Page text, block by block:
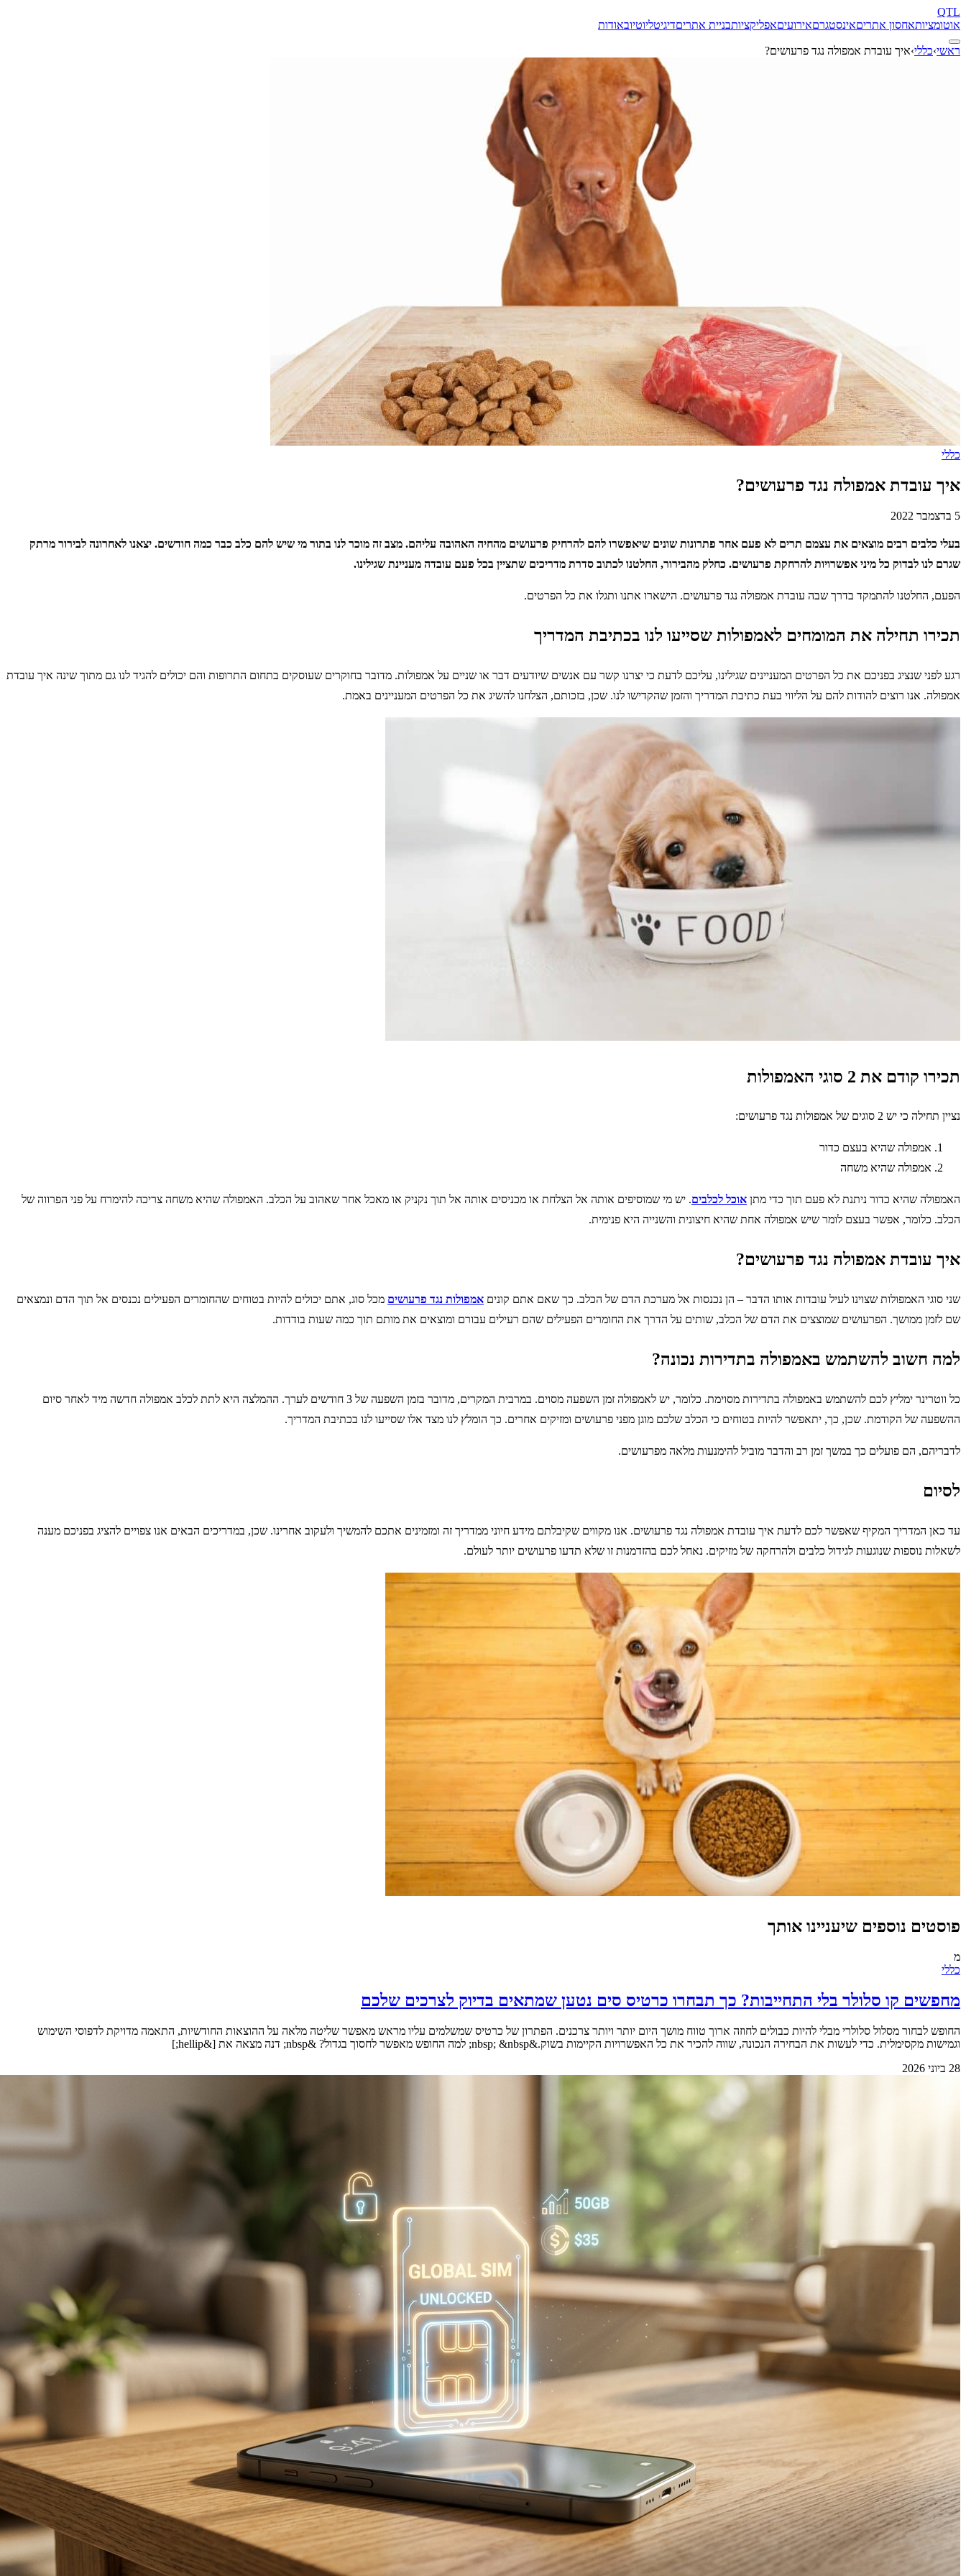
QTL
אוטומציותאחסון אתריםאינסטגרםאירועיםאפליקציותבניית אתריםדיגיטליוטיובאודות
ראשי›כללי›איך עובדת אמפולה נגד פרעושים?
כללי
איך עובדת אמפולה נגד פרעושים?
5 בדצמבר 2022
בעלי כלבים רבים מוצאים את עצמם תרים לא פעם אחר פתרונות שונים שיאפשרו להם להרחיק פרעושים מהחיה האהובה עליהם. מצב זה מוכר לנו בתור מי שיש להם כלב כבר כמה חודשים. יצאנו לאחרונה לבירור מרתק
שגרם לנו לבדוק כל מיני אפשרויות להרחקת פרעושים. כחלק מהבירור, החלטנו לכתוב סדרת מדריכים שתציין בכל פעם עובדה מעניינת שגילינו.
הפעם, החלטנו להתמקד בדרך שבה עובדת אמפולה נגד פרעושים. הישארו אתנו ותגלו את כל הפרטים.
תכירו תחילה את המומחים לאמפולות שסייעו לנו בכתיבת המדריך
רגע לפני שנציג בפניכם את כל הפרטים המעניינים שגילינו, עליכם לדעת כי יצרנו קשר עם אנשים שיודעים דבר או שניים על אמפולות. מדובר בחוקרים שעוסקים בתחום התרופות והם יכולים להגיד לנו גם מתוך שינה איך עובדת
אמפולה. אנו רוצים להודות להם על הליווי בעת כתיבת המדריך והזמן שהקדישו לנו. שכן, בזכותם, הצלחנו להשיג את כל הפרטים המעניינים באמת.
תכירו קודם את 2 סוגי האמפולות
נציין תחילה כי יש 2 סוגים של אמפולות נגד פרעושים:
אמפולה שהיא בעצם כדור
אמפולה שהיא משחה
האמפולה שהיא כדור ניתנת לא פעם תוך כדי מתן אוכל לכלבים. יש מי שמוסיפים אותה אל הצלחת או מכניסים אותה אל תוך נקניק או מאכל אחר שאהוב על הכלב. האמפולה שהיא משחה צריכה להימרח על פני הפרווה של
הכלב. כלומר, אפשר בעצם לומר שיש אמפולה אחת שהיא חיצונית והשנייה היא פנימית.
איך עובדת אמפולה נגד פרעושים?
שני סוגי האמפולות שצוינו לעיל עובדות אותו הדבר – הן נכנסות אל מערכת הדם של הכלב. כך שאם אתם קונים אמפולות נגד פרעושים מכל סוג, אתם יכולים להיות בטוחים שהחומרים הפעילים נכנסים אל תוך הדם ונמצאים
שם לזמן ממושך. הפרעושים שמוצצים את הדם של הכלב, שותים על הדרך את החומרים הפעילים שהם רעילים עבורם ומוצאים את מותם תוך כמה שעות בודדות.
למה חשוב להשתמש באמפולה בתדירות נכונה?
כל ווטרינר ימליץ לכם להשתמש באמפולה בתדירות מסוימת. כלומר, יש לאמפולה זמן השפעה מסוים. במרבית המקרים, מדובר בזמן השפעה של 3 חודשים לערך. ההמלצה היא לתת לכלב אמפולה חדשה מיד לאחר סיום
ההשפעה של הקודמת. שכן, כך, יתאפשר להיות בטוחים כי הכלב שלכם מוגן מפני פרעושים ומזיקים אחרים. כך הומלץ לנו מצד אלו שסייעו לנו בכתיבת המדריך.
לדבריהם, הם פועלים כך במשך זמן רב והדבר מוביל להימנעות מלאה מפרעושים.
לסיום
עד כאן המדריך המקיף שאפשר לכם לדעת איך עובדת אמפולה נגד פרעושים. אנו מקווים שקיבלתם מידע חיוני ממדריך זה ומזמינים אתכם להמשיך ולעקוב אחרינו. שכן, במדריכים הבאים אנו צפויים להציג בפניכם מענה
לשאלות נוספות שנוגעות לגידול כלבים ולהרחקה של מזיקים. נאחל לכם בהזדמנות זו שלא תדעו פרעושים יותר לעולם.
פוסטים נוספים שיעניינו אותך
מ
כללי
מחפשים קו סלולר בלי התחייבות? כך תבחרו כרטיס סים נטען שמתאים בדיוק לצרכים שלכם
החופש לבחור מסלול סלולרי מבלי להיות כבולים לחוזה ארוך טווח מושך היום יותר ויותר צרכנים. הפתרון של כרטיס שמשלמים עליו מראש מאפשר שליטה מלאה על ההוצאות החודשיות, התאמה מדויקת לדפוסי השימוש
וגמישות מקסימלית. כדי לעשות את הבחירה הנכונה, שווה להכיר את כל האפשרויות הקיימות בשוק.&nbsp; &nbsp; למה החופש מאפשר לחסוך בגדול? &nbsp; דנה מצאה את [&hellip;]
28 ביוני 2026